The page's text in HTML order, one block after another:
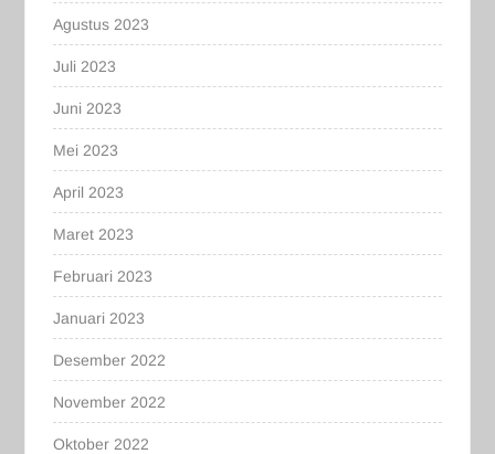
Agustus 2023
Juli 2023
Juni 2023
Mei 2023
April 2023
Maret 2023
Februari 2023
Januari 2023
Desember 2022
November 2022
Oktober 2022